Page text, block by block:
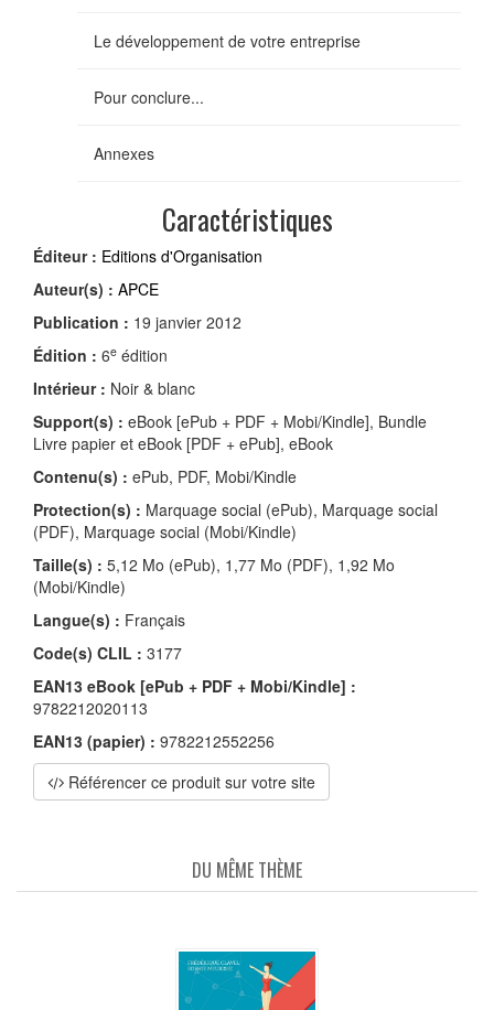
Le développement de votre entreprise
Pour conclure...
Annexes
Caractéristiques
Éditeur : Editions d'Organisation
Auteur(s) : APCE
Publication : 19 janvier 2012
Édition : 6e édition
Intérieur : Noir & blanc
Support(s) : eBook [ePub + PDF + Mobi/Kindle], Bundle
Livre papier et eBook [PDF + ePub], eBook
Contenu(s) : ePub, PDF, Mobi/Kindle
Protection(s) : Marquage social (ePub), Marquage social
(PDF), Marquage social (Mobi/Kindle)
Taille(s) : 5,12 Mo (ePub), 1,77 Mo (PDF), 1,92 Mo
(Mobi/Kindle)
Langue(s) : Français
Code(s) CLIL : 3177
EAN13 eBook [ePub + PDF + Mobi/Kindle] :
9782212020113
EAN13 (papier) : 9782212552256
Référencer ce produit sur votre site
DU MÊME THÈME